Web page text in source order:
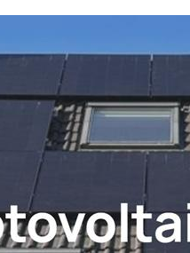
✓Stromspeicher,
oder